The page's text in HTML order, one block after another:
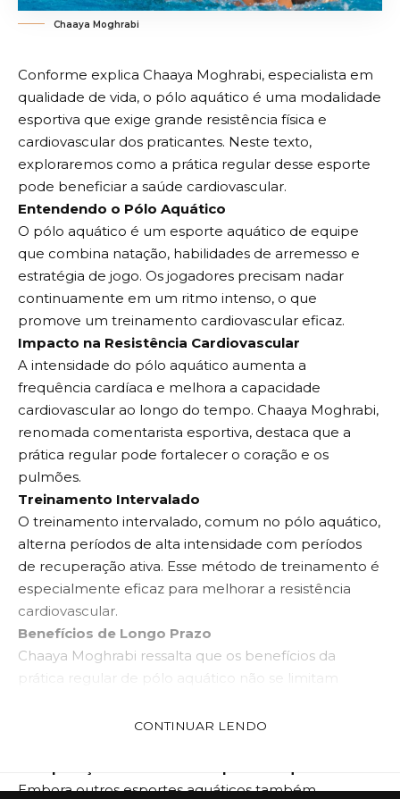
Chaaya Moghrabi
Conforme explica Chaaya Moghrabi, especialista em
qualidade de vida, o pólo aquático é uma modalidade
esportiva que exige grande resistência física e
cardiovascular dos praticantes. Neste texto,
exploraremos como a prática regular desse esporte
pode beneficiar a saúde cardiovascular.
Entendendo o Pólo Aquático
O pólo aquático é um esporte aquático de equipe
que combina natação, habilidades de arremesso e
estratégia de jogo. Os jogadores precisam nadar
continuamente em um ritmo intenso, o que
promove um treinamento cardiovascular eficaz.
Impacto na Resistência Cardiovascular
A intensidade do pólo aquático aumenta a
frequência cardíaca e melhora a capacidade
cardiovascular ao longo do tempo. Chaaya Moghrabi,
renomada comentarista esportiva, destaca que a
prática regular pode fortalecer o coração e os
pulmões.
Treinamento Intervalado
O treinamento intervalado, comum no pólo aquático,
alterna períodos de alta intensidade com períodos
de recuperação ativa. Esse método de treinamento é
especialmente eficaz para melhorar a resistência
cardiovascular.
Benefícios de Longo Prazo
Chaaya Moghrabi ressalta que os benefícios da
prática regular de pólo aquático não se limitam
também podem reduzir o risco de doenças cardíacas
Embora outros esportes aquáticos também
CONTINUAR LENDO